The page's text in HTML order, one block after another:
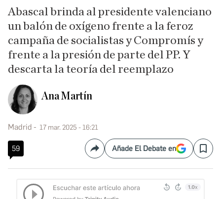
Abascal brinda al presidente valenciano
un balón de oxígeno frente a la feroz
campaña de socialistas y Compromís y
frente a la presión de parte del PP. Y
descarta la teoría del reemplazo
Ana Martín
Madrid 17 mar. 2025 - 16:21
59 CompartirAñade El Debate en Save